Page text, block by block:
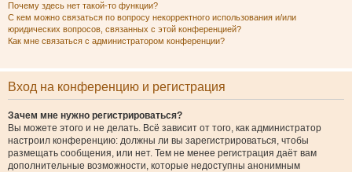
Почему здесь нет такой-то функции?
С кем можно связаться по вопросу некорректного использования и/или
юридических вопросов, связанных с этой конференцией?
Как мне связаться с администратором конференции?
Вход на конференцию и регистрация
Зачем мне нужно регистрироваться?
Вы можете этого и не делать. Всё зависит от того, как администратор
настроил конференцию: должны ли вы зарегистрироваться, чтобы
размещать сообщения, или нет. Тем не менее регистрация даёт вам
дополнительные возможности, которые недоступны анонимным